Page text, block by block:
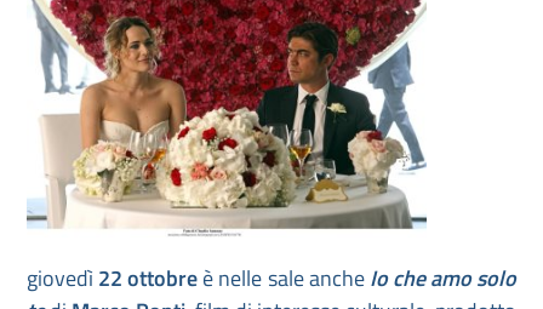
giovedì 22 ottobreè nelle sale ancheIo che amo solo